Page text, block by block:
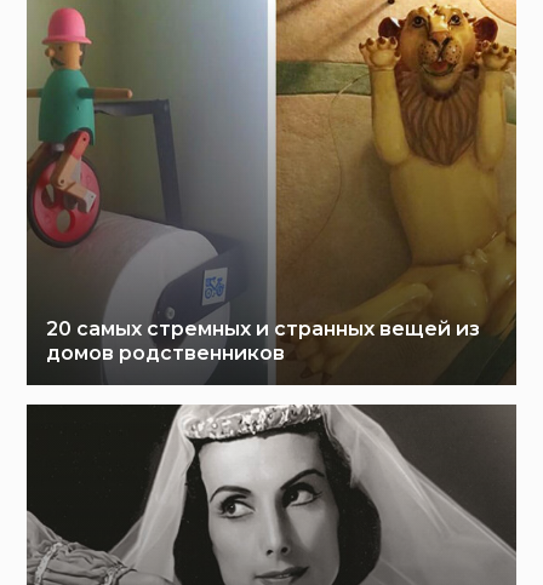
20 самых стремных и странных вещей из
домов родственников